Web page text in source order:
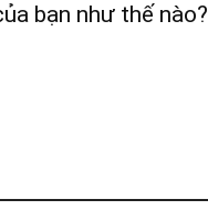
bạn như thế nào?